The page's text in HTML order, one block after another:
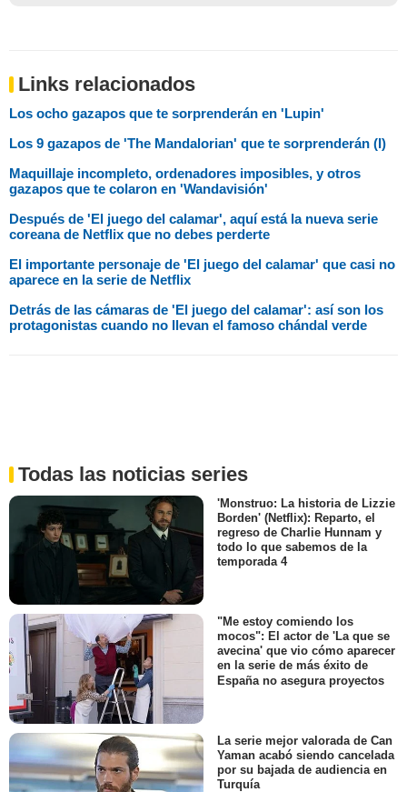
Links relacionados
Los ocho gazapos que te sorprenderán en 'Lupin'
Los 9 gazapos de 'The Mandalorian' que te sorprenderán (I)
Maquillaje incompleto, ordenadores imposibles, y otros
gazapos que te colaron en 'Wandavisión'
Después de 'El juego del calamar', aquí está la nueva serie
coreana de Netflix que no debes perderte
El importante personaje de 'El juego del calamar' que casi no
aparece en la serie de Netflix
Detrás de las cámaras de 'El juego del calamar': así son los
protagonistas cuando no llevan el famoso chándal verde
Todas las noticias series
'Monstruo: La historia de Lizzie
Borden' (Netflix): Reparto, el
regreso de Charlie Hunnam y
todo lo que sabemos de la
temporada 4
"Me estoy comiendo los
mocos": El actor de 'La que se
avecina' que vio cómo aparecer
en la serie de más éxito de
España no asegura proyectos
La serie mejor valorada de Can
Yaman acabó siendo cancelada
por su bajada de audiencia en
Turquía